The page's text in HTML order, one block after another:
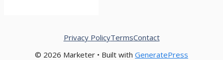
© 2026 Marketer • Built with GeneratePress
Privacy PolicyTermsContact